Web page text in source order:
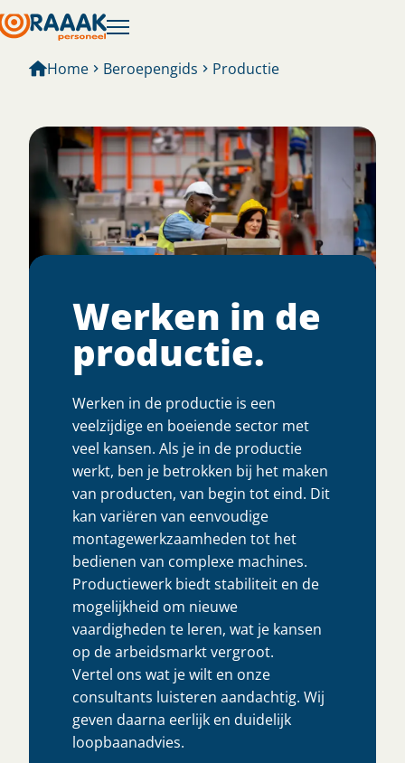
Home Beroepengids Productie
Werken in de
productie​.
Werken in de productie is een
veelzijdige en boeiende sector met
veel kansen. Als je in de productie
werkt, ben je betrokken bij het maken
van producten, van begin tot eind. Dit
kan variëren van eenvoudige
montagewerkzaamheden tot het
bedienen van complexe machines.
Productiewerk biedt stabiliteit en de
mogelijkheid om nieuwe
vaardigheden te leren, wat je kansen
op de arbeidsmarkt vergroot.
Vertel ons wat je wilt en onze
consultants luisteren aandachtig. Wij
geven daarna eerlijk en duidelijk
loopbaanadvies.